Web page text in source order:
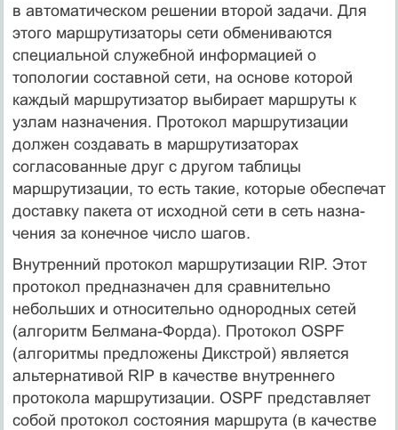
в автоматическом решении вто­рой задачи. Для
этого маршрутизаторы сети обмениваются
специальной служеб­ной информацией о
топологии составной сети, на основе которой
каждый мар­шрутизатор выбирает маршруты к
узлам назначения. Протокол маршрутизации
должен созда­вать в маршрутизаторах
согласованные друг с другом таблицы
маршрутизации, то есть такие, которые обеспечат
доставку пакета от исходной сети в сеть назна­
чения за конечное число шагов.
Внутренний протокол маршрутизации RIP. Этот
протокол предназначен для сравнительно
небольших и относительно однородных сетей
(алгоритм Белмана-Форда). Протокол OSPF
(алгоритмы предложены Дикстрой) является
альтернативой RIP в качестве внутреннего
протокола маршрутизации. OSPF представляет
собой протокол состояния маршрута (в качестве